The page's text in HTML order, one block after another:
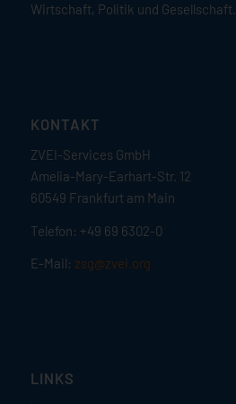
Wirtschaft, Politik und Gesellschaft.
KONTAKT
ZVEI-Services GmbH
Amelia-Mary-Earhart-Str. 12
60549 Frankfurt am Main
Telefon: +49 69 6302-0
E-Mail: zsg@zvei.org
LINKS